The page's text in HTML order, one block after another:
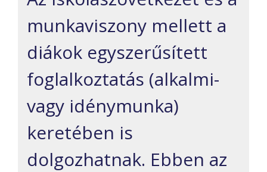
munkaviszony mellett a
diákok egyszerűsített
foglalkoztatás (alkalmi-
vagy idénymunka)
keretében is
dolgozhatnak. Ebben az